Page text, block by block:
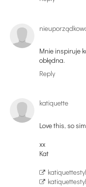
Mnie inspiruje
obłędna.
Reply
katiquette
Love this, so
xx
Kat